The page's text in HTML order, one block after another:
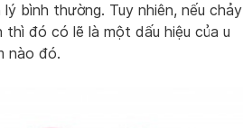
bình thường. Tuy nhiên, nếu chảy
thì đó có lẽ là một dấu hiệu của u
nào đó.